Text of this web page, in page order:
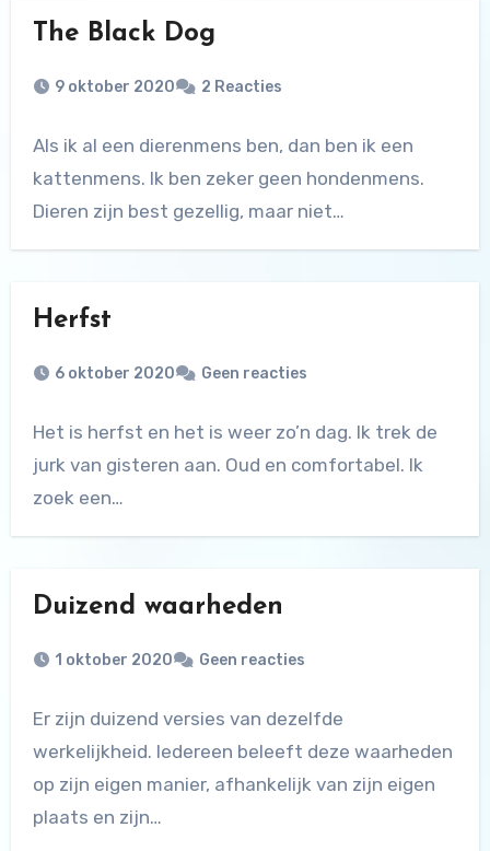
The Black Dog
9 oktober 2020 2 Reacties
Als ik al een dierenmens ben, dan ben ik een
kattenmens. Ik ben zeker geen hondenmens.
Dieren zijn best gezellig, maar niet…
Herfst
6 oktober 2020 Geen reacties
Het is herfst en het is weer zo’n dag. Ik trek de
jurk van gisteren aan. Oud en comfortabel. Ik
zoek een…
Duizend waarheden
1 oktober 2020 Geen reacties
Er zijn duizend versies van dezelfde
werkelijkheid. Iedereen beleeft deze waarheden
op zijn eigen manier, afhankelijk van zijn eigen
plaats en zijn…